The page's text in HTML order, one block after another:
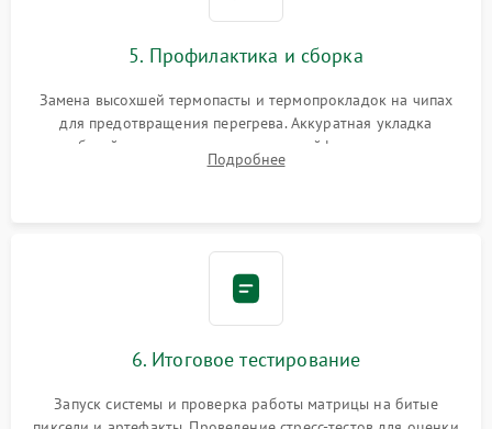
5. Профилактика и сборка
Замена высохшей термопасты и термопрокладок на чипах
для предотвращения перегрева. Аккуратная укладка
кабелей, подключение хрупких шлейфов матрицы и
надежная фиксация всех элементов внутри корпуса
Подробнее
6. Итоговое тестирование
Запуск системы и проверка работы матрицы на битые